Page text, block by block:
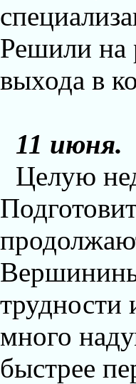
Решили на
выхода в
11 июня.
Целую
трудности
много
быстрее